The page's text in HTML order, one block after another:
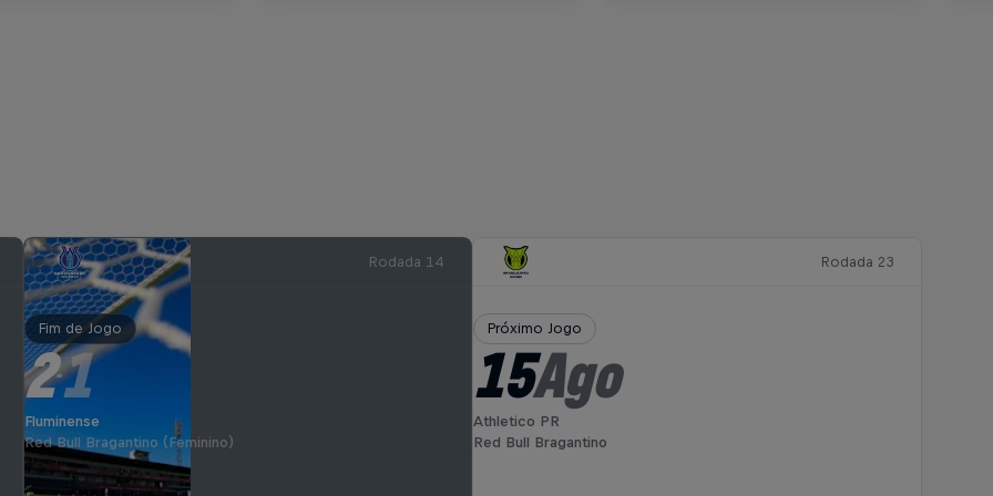
Rodada 14
Fim de Jogo
2-1
Fluminense
Red Bull Bragantino (Feminino)
Rodada 23
Próximo Jogo
15Ago
Athletico PR
Red Bull Bragantino